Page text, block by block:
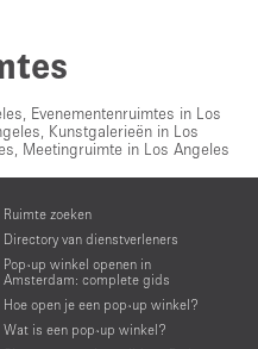
Evenementenruimtes in Los
Kunstgalerieën in Los
Meetingruimte in Los Angeles
Ruimte zoeken
Directory van dienstverleners
Pop-up winkel openen in
Amsterdam: complete gids
Hoe open je een pop-up winkel?
Wat is een pop-up winkel?